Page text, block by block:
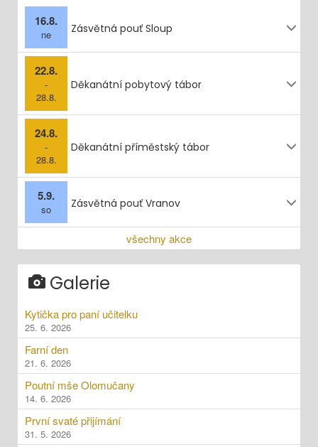
16.8.
ne Zásvětná pouť Sloup
22.8.
-
28.8.
Děkanátní pobytový tábor
24.8.
-
28.8.
Děkanátní příměstský tábor
5.9.
so Zásvětná pouť Vranov
všechny akce
Galerie
Kytička pro paní učitelku
25. 6. 2026
Farní den
21. 6. 2026
Poutní mše Olomučany
14. 6. 2026
První svaté přijímání
31. 5. 2026